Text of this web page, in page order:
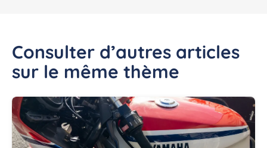
Consulter d’autres articles
sur le même thème